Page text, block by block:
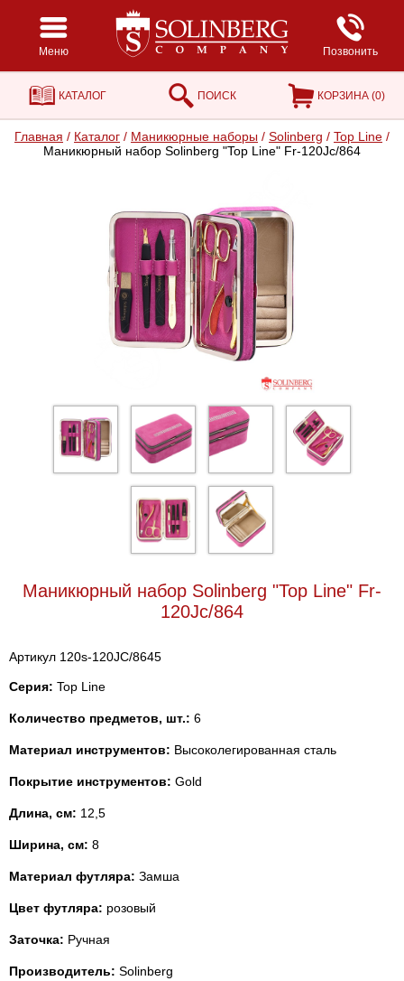
Меню Позвонить
КАТАЛОГ ПОИСК КОРЗИНА (0)
Главная / Каталог / Маникюрные наборы / Solinberg / Top Line /
Маникюрный набор Solinberg "Top Line" Fr-120Jc/864
Маникюрный набор Solinberg "Top Line" Fr-
120Jc/864
Артикул 120s-120JC/8645
Серия: Top Line
Количество предметов, шт.: 6
Материал инструментов: Высоколегированная сталь
Покрытие инструментов: Gold
Длина, см: 12,5
Ширина, см: 8
Материал футляра: Замша
Цвет футляра: розовый
Заточка: Ручная
Производитель: Solinberg